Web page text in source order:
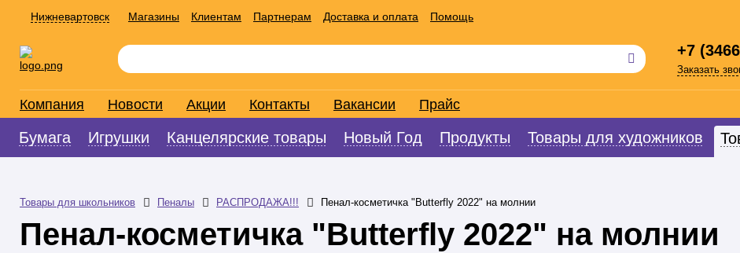
Нижневартовск Магазины Клиентам Партнерам Доставка и оплата Помощь
+7
Заказать
Компания Новости Акции Контакты Вакансии Прайс
Бумага Игрушки Канцелярские товары Новый Год Продукты Товары для художников
Товары для школьников Пеналы РАСПРОДАЖА!!! Пенал-косметичка "Butterfly 2022" на молнии
Пенал-косметичка "Butterfly 2022" на молнии